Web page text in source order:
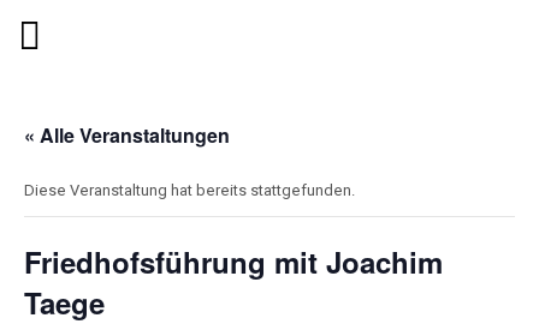
« Alle Veranstaltungen
Diese Veranstaltung hat bereits stattgefunden.
Friedhofsführung mit Joachim
Taege